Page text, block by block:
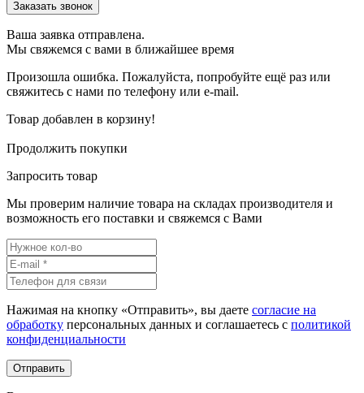
Ваша заявка отправлена.
Мы свяжемся с вами в ближайшее время
Произошла ошибка. Пожалуйста, попробуйте ещё раз или
свяжитесь с нами по телефону или e-mail.
Товар добавлен в корзину!
Продолжить покупки
Запросить товар
Мы проверим наличие товара на складах производителя и
возможность его поставки и свяжемся с Вами
Нажимая на кнопку «Отправить», вы даете согласие на
обработку персональных данных и соглашаетесь c политикой
конфиденциальности